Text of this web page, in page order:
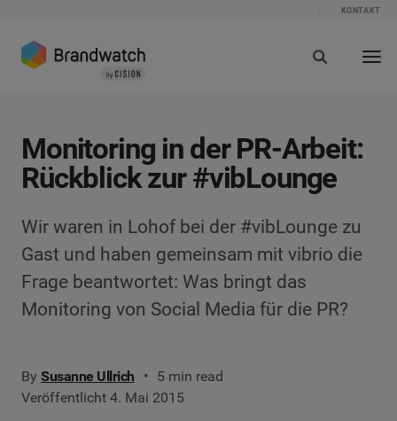
KONTAKT
Monitoring in der PR-Arbeit:
Rückblick zur #vibLounge
Wir waren in Lohof bei der #vibLounge zu
Gast und haben gemeinsam mit vibrio die
Frage beantwortet: Was bringt das
Monitoring von Social Media für die PR?
By Susanne Ullrich
5 min read
Veröffentlicht 4. Mai 2015